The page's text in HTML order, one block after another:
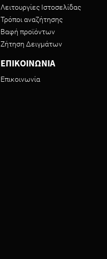
Λειτουργίες Ιστοσελίδας
Τρόποι αναζήτησης
Βαφή προϊόντων
Ζήτηση Δειγμάτων
ΕΠΙΚΟΙΝΩΝΙΑ
Επικοινωνία